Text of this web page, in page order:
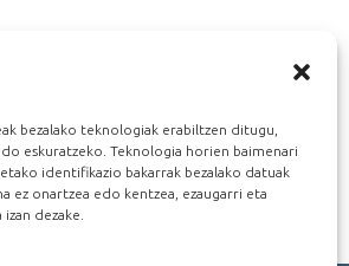
bezalako teknologiak erabiltzen ditugu,
eskuratzeko. Teknologia horien baimenari
identifikazio bakarrak bezalako datuak
ez onartzea edo kentzea, ezaugarri eta
dezake.
ekidin.